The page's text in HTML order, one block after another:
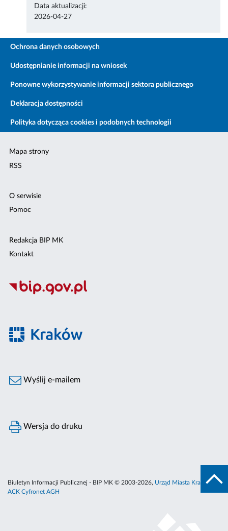
Data aktualizacji:
2026-04-27
Ochrona danych osobowych
Udostępnianie informacji na wniosek
Ponowne wykorzystywanie informacji sektora publicznego
Deklaracja dostępności
Polityka dotycząca cookies i podobnych technologii
Mapa strony
RSS
O serwisie
Pomoc
Redakcja BIP MK
Kontakt
Wyślij e-mailem
Wersja do druku
Biuletyn Informacji Publicznej - BIP MK © 2003-2026, Urząd Miasta Krakowa
ACK Cyfronet AGH